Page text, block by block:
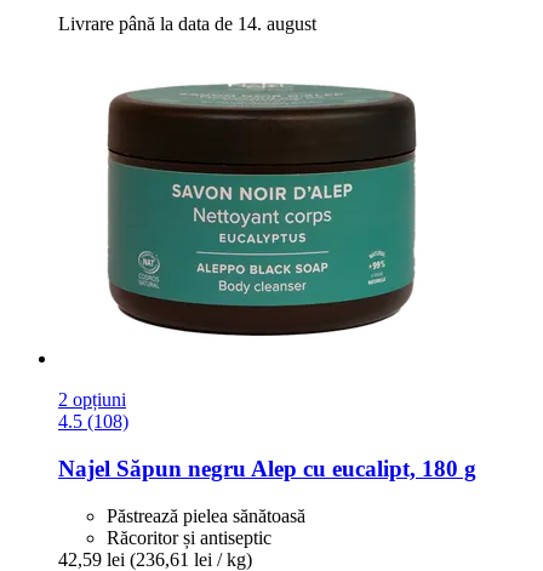
Livrare până la data de 14. august
2 opțiuni
4.5 (108)
Najel Săpun negru Alep cu eucalipt, 180 g
Păstrează pielea sănătoasă
Răcoritor și antiseptic
42,59 lei (236,61 lei / kg)